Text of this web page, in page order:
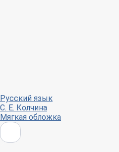
Русский язык
С. Е. Колчина
Мягкая обложка